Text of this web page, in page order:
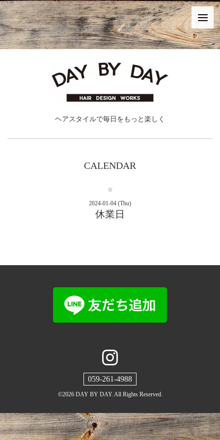
ヘアスタイルで毎日をもっと楽しく
CALENDAR
☆
2024-01-04 (Thu)
休業日
059-261-4988
©2026 DAY BY DAY. All Rights Reserved.